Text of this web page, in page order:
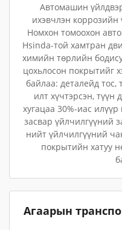
Автомашин
ихэвчлэн коррозийн
Номхон томоохон
Hsinda-той хамтран
химийн төрлийн
цохьлосон покрытийг
байлаа: деталейд
илт хүчтэрсэн, түүн
хугацаа 30%-иас
засвар үйлчилгүүний
нийт үйлчилгүүний
покрытийн хатуу
Агаарын